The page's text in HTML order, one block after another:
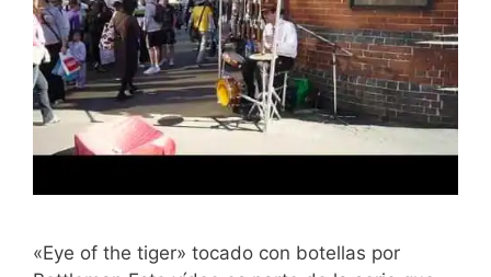
«Eye of the tiger» tocado con botellas por